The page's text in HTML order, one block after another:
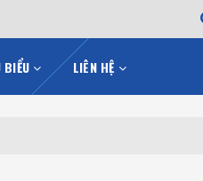
BIỂU LIÊN HỆ